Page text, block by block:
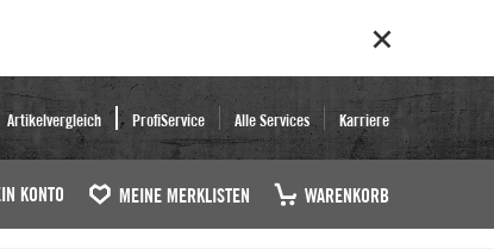
Artikelvergleich ProfiService Alle Services Karriere
KONTO MEINE MERKLISTEN WARENKORB